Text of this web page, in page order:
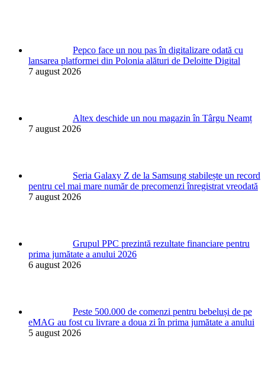
Pepco face un nou pas în digitalizare odată cu
lansarea platformei din Polonia alături de Deloitte Digital
7 august 2026
Altex deschide un nou magazin în Târgu Neamț
7 august 2026
Seria Galaxy Z de la Samsung stabilește un record
pentru cel mai mare număr de precomenzi înregistrat vreodată
7 august 2026
Grupul PPC prezintă rezultate financiare pentru
prima jumătate a anului 2026
6 august 2026
Peste 500.000 de comenzi pentru bebeluși de pe
eMAG au fost cu livrare a doua zi în prima jumătate a anului
5 august 2026